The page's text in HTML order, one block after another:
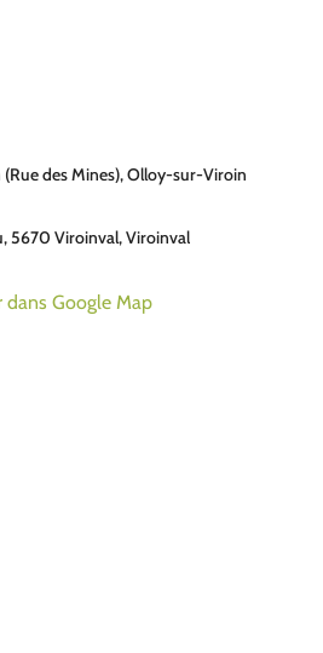
des Mines), Olloy-sur-Viroin
5670 Viroinval, Viroinval
dans Google Map